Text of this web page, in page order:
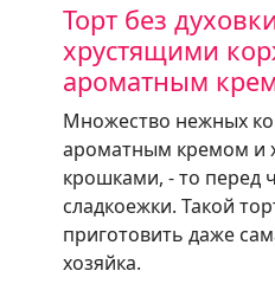
Торт без
хрустящими
ароматным
Множество нежных
ароматным кремом и
крошками, - то перед
сладкоежки. Такой
приготовить даже
хозяйка.